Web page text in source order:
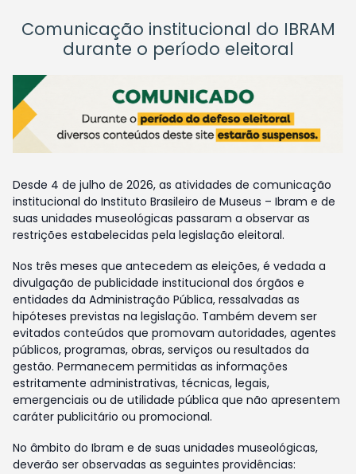
Comunicação institucional do IBRAM
durante o período eleitoral
Desde 4 de julho de 2026, as atividades de comunicação
institucional do Instituto Brasileiro de Museus – Ibram e de
suas unidades museológicas passaram a observar as
restrições estabelecidas pela legislação eleitoral.
Nos três meses que antecedem as eleições, é vedada a
divulgação de publicidade institucional dos órgãos e
entidades da Administração Pública, ressalvadas as
hipóteses previstas na legislação. Também devem ser
evitados conteúdos que promovam autoridades, agentes
públicos, programas, obras, serviços ou resultados da
gestão. Permanecem permitidas as informações
estritamente administrativas, técnicas, legais,
emergenciais ou de utilidade pública que não apresentem
caráter publicitário ou promocional.
No âmbito do Ibram e de suas unidades museológicas,
deverão ser observadas as seguintes providências: